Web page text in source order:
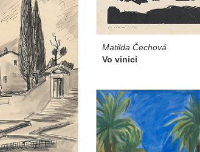
Matilda Čechová
Vo vinici